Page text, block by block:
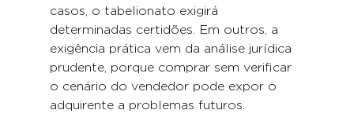
casos, o tabelionato exigirá
determinadas certidões. Em outros, a
exigência prática vem da análise jurídica
prudente, porque comprar sem verificar
o cenário do vendedor pode expor o
adquirente a problemas futuros.